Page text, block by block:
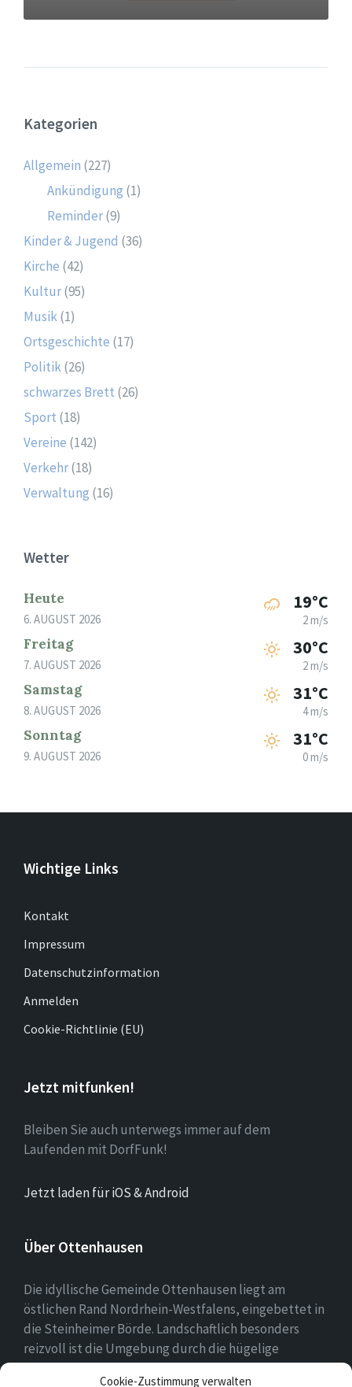
Cookie-Zustimmung verwalten
Kategorien
Allgemein (227)
Ankündigung (1)
Reminder(9)
Kinder & Jugend (36)
Kirche (42)
Kultur(95)
Musik(1)
Ortsgeschichte (17)
Politik(26)
schwarzes Brett (26)
Sport (18)
Vereine (142)
Verkehr(18)
Verwaltung (16)
Wetter
Heute
6. AUGUST 2026
19°C
2 m/s
Freitag
7. AUGUST 2026
30°C
2 m/s
Samstag
8. AUGUST 2026
31°C
4 m/s
Sonntag
9. AUGUST 2026
31°C
0 m/s
Wichtige Links
Kontakt
Impressum
Datenschutzinformation
Anmelden
Cookie-Richtlinie (EU)
Jetzt mitfunken!
Bleiben Sie auch unterwegs immer auf dem
Laufenden mit DorfFunk!
Jetzt laden für iOS & Android
Über Ottenhausen
Die idyllische Gemeinde Ottenhausen liegt am
östlichen Rand Nordrhein-Westfalens, eingebettet in
die Steinheimer Börde. Landschaftlich besonders
reizvoll ist die Umgebung durch die hügelige
Landschaft des naheliegenden Eggegebirges als